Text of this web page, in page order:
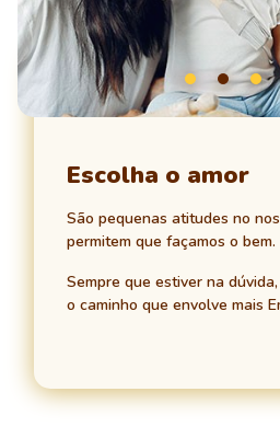
Escolha o amor
São pequenas atitudes no
permitem que façamos o bem.
Sempre que estiver na
o caminho que envolve mais